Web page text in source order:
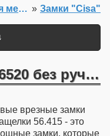
Замки "Cisa"
»
Замки для металлических дверей
Цилиндровая Cisa 56520 без ручки
врезные замки
56.415 - это
замки, которые